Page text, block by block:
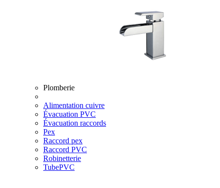
Plomberie
Alimentation cuivre
Évacuation PVC
Évacuation raccords
Pex
Raccord pex
Raccord PVC
Robinetterie
TubePVC